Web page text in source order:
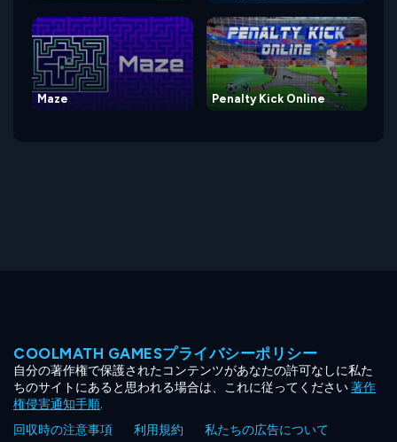
Maze Penalty Kick Online
COOLMATH GAMESプライバシーポリシー
自分の著作権で保護されたコンテンツがあなたの許可なしに私た
ちのサイトにあると思われる場合は、これに従ってください著作
権侵害通知手順.
回収時の注意事項
利用規約
私たちの広告について